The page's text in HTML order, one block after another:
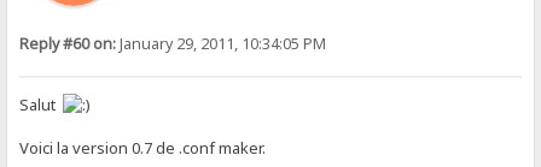
Reply #60 on:January 29, 2011, 10:34:05 PM
Salut
Voici la version 0.7 de .conf maker.